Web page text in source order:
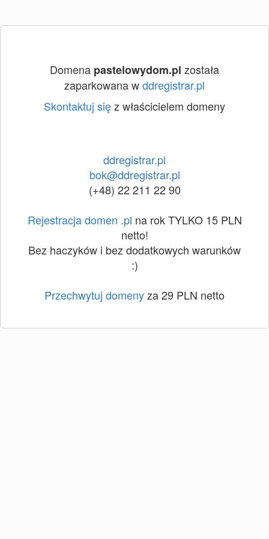
Domena pastelowydom.pl została
zaparkowana wddregistrar.pl
Skontaktuj sięz właścicielem domeny
ddregistrar.pl
bok@ddregistrar.pl
(+48) 22 211 22 90
Rejestracja domen .pl na rok TYLKO 15 PLN
netto!
Bez haczyków i bez dodatkowych warunków
:)
Przechwytuj domenyza 29 PLN netto